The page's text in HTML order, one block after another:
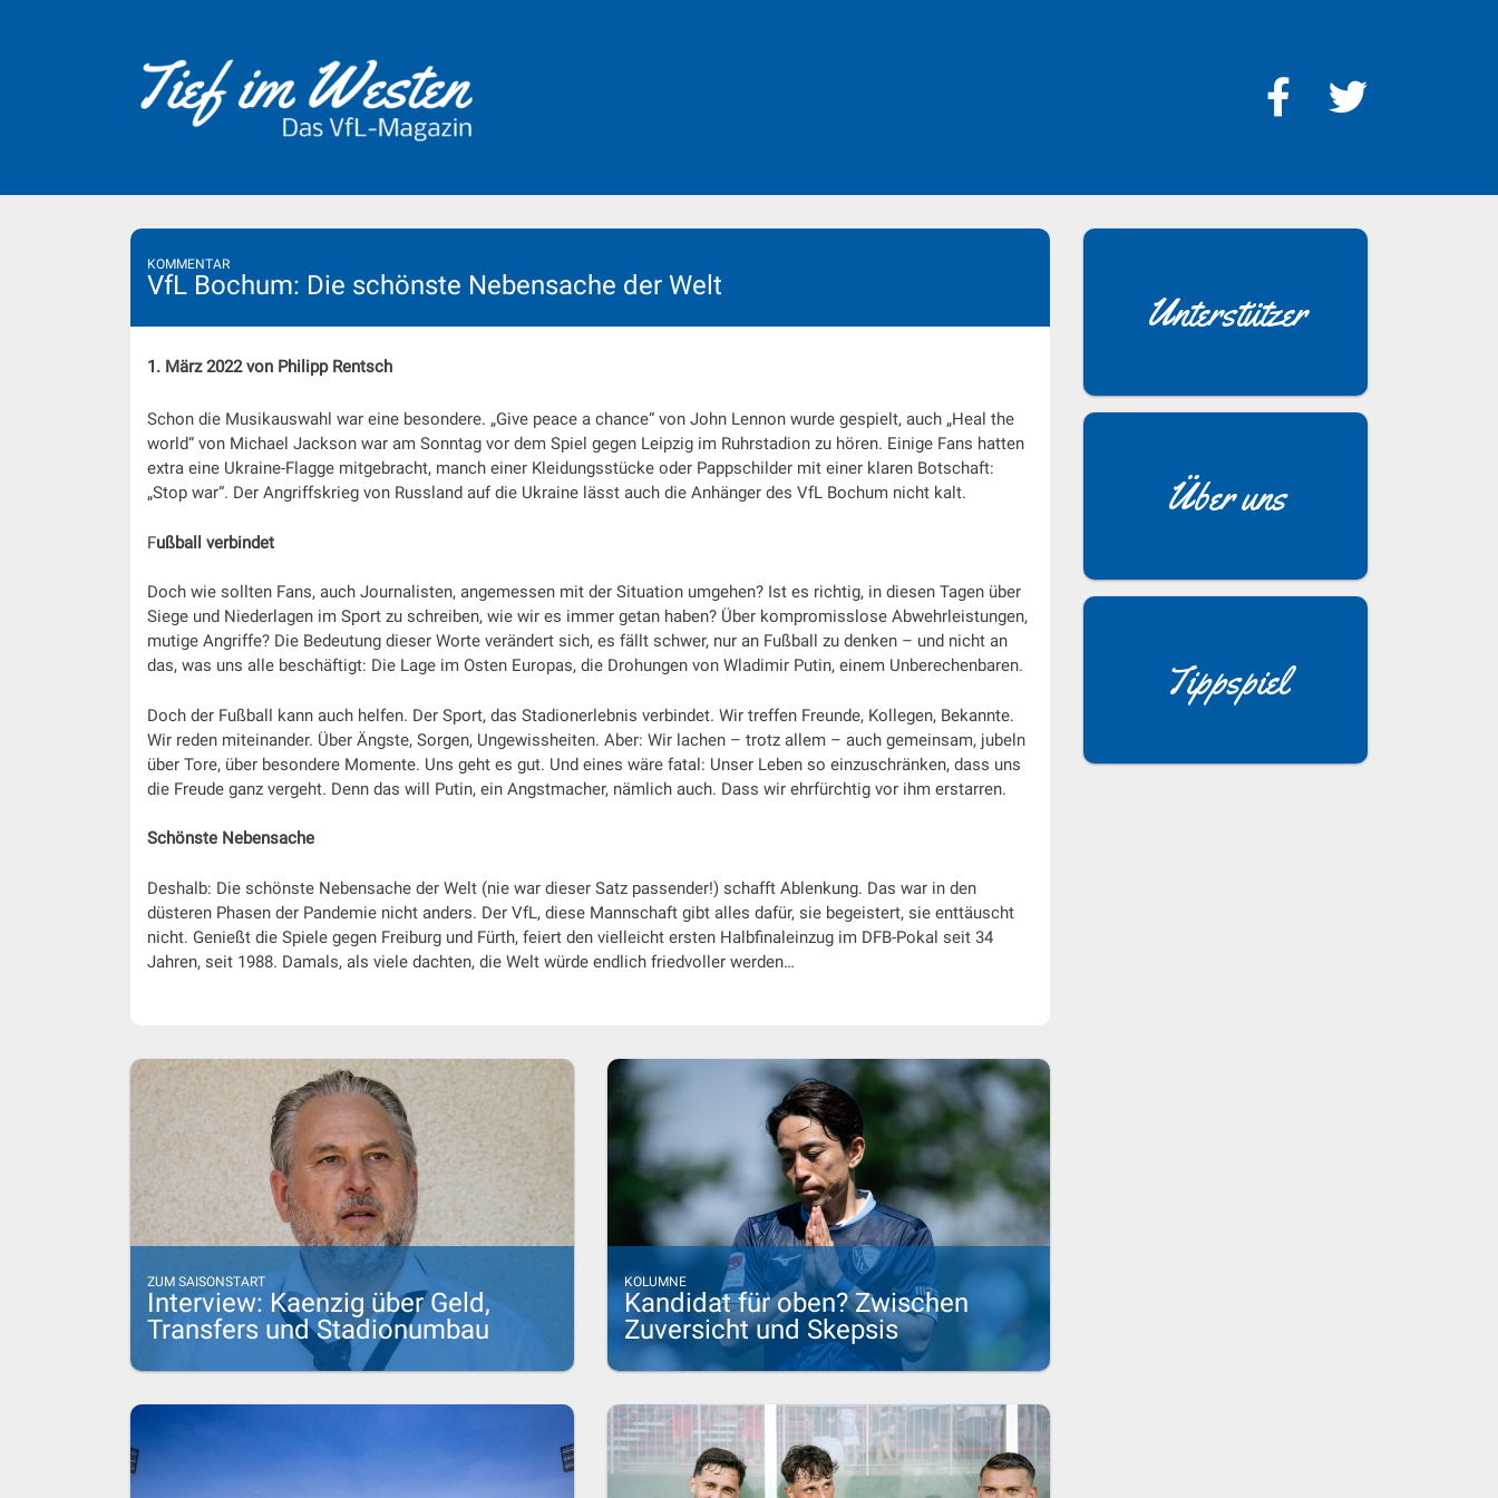
KOMMENTAR
VfL Bochum: Die schönste Nebensache der Welt
1. März 2022 von Philipp Rentsch
Schon die Musikauswahl war eine besondere. „Give peace a chance“ von John Lennon wurde gespielt, auch „Heal the
world“ von Michael Jackson war am Sonntag vor dem Spiel gegen Leipzig im Ruhrstadion zu hören. Einige Fans hatten
extra eine Ukraine-Flagge mitgebracht, manch einer Kleidungsstücke oder Pappschilder mit einer klaren Botschaft:
„Stop war“. Der Angriffskrieg von Russland auf die Ukraine lässt auch die Anhänger des VfL Bochum nicht kalt.
Fußball verbindet
Doch wie sollten Fans, auch Journalisten, angemessen mit der Situation umgehen? Ist es richtig, in diesen Tagen über
Siege und Niederlagen im Sport zu schreiben, wie wir es immer getan haben? Über kompromisslose Abwehrleistungen,
mutige Angriffe? Die Bedeutung dieser Worte verändert sich, es fällt schwer, nur an Fußball zu denken – und nicht an
das, was uns alle beschäftigt: Die Lage im Osten Europas, die Drohungen von Wladimir Putin, einem Unberechenbaren.
Doch der Fußball kann auch helfen. Der Sport, das Stadionerlebnis verbindet. Wir treffen Freunde, Kollegen, Bekannte.
Wir reden miteinander. Über Ängste, Sorgen, Ungewissheiten. Aber: Wir lachen – trotz allem – auch gemeinsam, jubeln
über Tore, über besondere Momente. Uns geht es gut. Und eines wäre fatal: Unser Leben so einzuschränken, dass uns
die Freude ganz vergeht. Denn das will Putin, ein Angstmacher, nämlich auch. Dass wir ehrfürchtig vor ihm erstarren.
Schönste Nebensache
Deshalb: Die schönste Nebensache der Welt (nie war dieser Satz passender!) schafft Ablenkung. Das war in den
düsteren Phasen der Pandemie nicht anders. Der VfL, diese Mannschaft gibt alles dafür, sie begeistert, sie enttäuscht
nicht. Genießt die Spiele gegen Freiburg und Fürth, feiert den vielleicht ersten Halbfinaleinzug im DFB-Pokal seit 34
Jahren, seit 1988. Damals, als viele dachten, die Welt würde endlich friedvoller werden…
ZUM SAISONSTART
Interview: Kaenzig über Geld,
Transfers und Stadionumbau
KOLUMNE
Kandidat für oben? Zwischen
Zuversicht und Skepsis
Unterstützer
Über uns
Tippspiel